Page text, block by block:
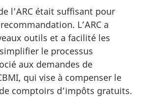
l’ARC était suffisant pour
L’ARC a
outils et a facilité les
le processus
aux demandes de
qui vise à compenser le
comptoirs d’impôts gratuits.